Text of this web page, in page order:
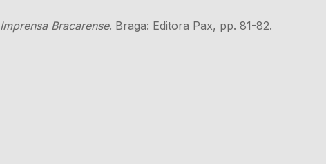
Imprensa Bracarense. Braga: Editora Pax, pp. 81-82.